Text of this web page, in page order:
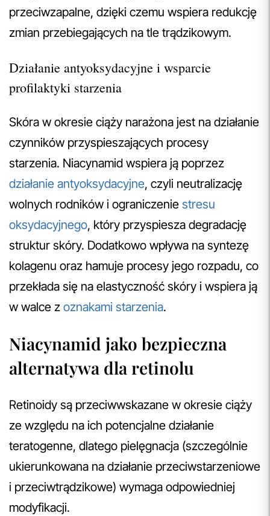
przeciwzapalne, dzięki czemu wspiera redukcję
zmian przebiegających na tle trądzikowym.
Działanie antyoksydacyjne i wsparcie
profilaktyki starzenia
Skóra w okresie ciąży narażona jest na działanie
czynników przyspieszających procesy
starzenia. Niacynamid wspiera ją poprzez
działanie antyoksydacyjne, czyli neutralizację
wolnych rodników i ograniczenie stresu
oksydacyjnego, który przyspiesza degradację
struktur skóry. Dodatkowo wpływa na syntezę
kolagenu oraz hamuje procesy jego rozpadu, co
przekłada się na elastyczność skóry i wspiera ją
w walce z oznakami starzenia.
Niacynamid jako bezpieczna
alternatywa dla retinolu
Retinoidy są przeciwwskazane w okresie ciąży
ze względu na ich potencjalne działanie
teratogenne, dlatego pielęgnacja (szczególnie
ukierunkowana na działanie przeciwstarzeniowe
i przeciwtrądzikowe) wymaga odpowiedniej
modyfikacji.